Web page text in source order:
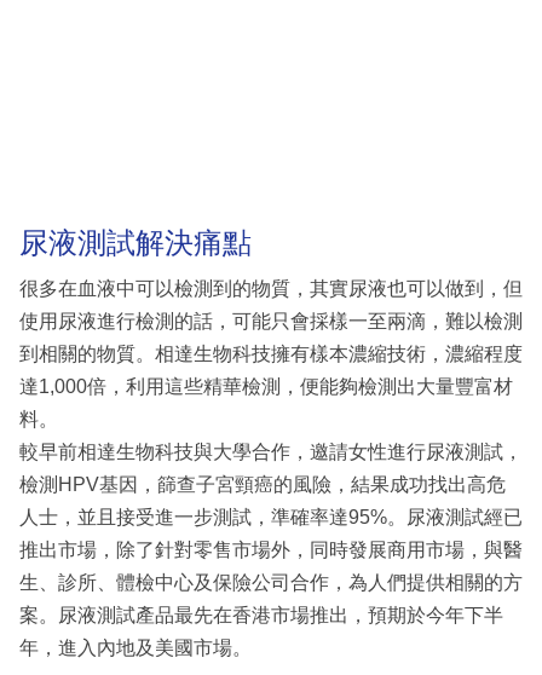
尿液測試解決痛點
很多在血液中可以檢測到的物質，其實尿液也可以做到，但
使用尿液進行檢測的話，可能只會採樣一至兩滴，難以檢測
到相關的物質。相達生物科技擁有樣本濃縮技術，濃縮程度
達1,000倍，利用這些精華檢測，便能夠檢測出大量豐富材
料。
較早前相達生物科技與大學合作，邀請女性進行尿液測試，
檢測HPV基因，篩查子宮頸癌的風險，結果成功找出高危
人士，並且接受進一步測試，準確率達95%。尿液測試經已
推出市場，除了針對零售市場外，同時發展商用市場，與醫
生、診所、體檢中心及保險公司合作，為人們提供相關的方
案。尿液測試產品最先在香港市場推出，預期於今年下半
年，進入內地及美國市場。